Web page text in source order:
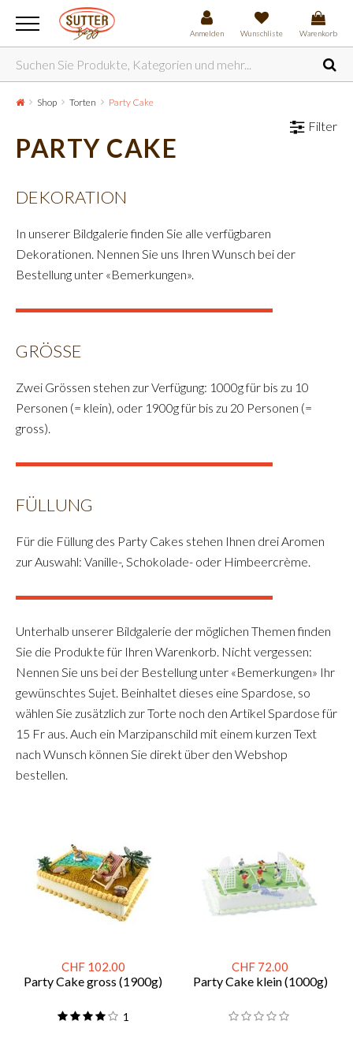
Anmelden Wunschliste Warenkorb
Shop Torten Party Cake
Filter
PARTY CAKE
DEKORATION
In unserer Bildgalerie finden Sie alle verfügbaren
Dekorationen. Nennen Sie uns Ihren Wunsch bei der
Bestellung unter «Bemerkungen».
GRÖSSE
Zwei Grössen stehen zur Verfügung: 1000g für bis zu 10
Personen (= klein), oder 1900g für bis zu 20 Personen (=
gross).
FÜLLUNG
Für die Füllung des Party Cakes stehen Ihnen drei Aromen
zur Auswahl: Vanille-, Schokolade- oder Himbeercrème.
Unterhalb unserer Bildgalerie der möglichen Themen finden
Sie die Produkte für Ihren Warenkorb. Nicht vergessen:
Nennen Sie uns bei der Bestellung unter «Bemerkungen» Ihr
gewünschtes Sujet. Beinhaltet dieses eine Spardose, so
wählen Sie zusätzlich zur Torte noch den Artikel Spardose für
15 Fr aus. Auch ein Marzipanschild mit einem kurzen Text
nach Wunsch können Sie direkt über den Webshop
bestellen.
CHF 102.00
Party Cake gross (1900g)
1
CHF 72.00
Party Cake klein (1000g)